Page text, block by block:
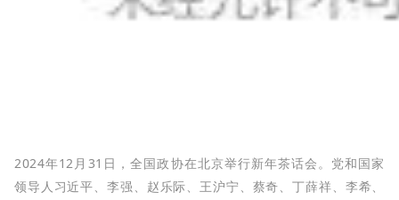
2024年12月31日，全国政协在北京举行新年茶话会。党和国家
领导人习近平、李强、赵乐际、王沪宁、蔡奇、丁薛祥、李希、